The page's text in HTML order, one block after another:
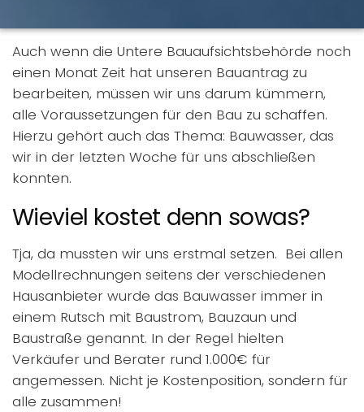
Auch wenn die Untere Bauaufsichtsbehörde noch
einen Monat Zeit hat unseren Bauantrag zu
bearbeiten, müssen wir uns darum kümmern,
alle Voraussetzungen für den Bau zu schaffen.
Hierzu gehört auch das Thema: Bauwasser, das
wir in der letzten Woche für uns abschließen
konnten.
Wieviel kostet denn sowas?
Tja, da mussten wir uns erstmal setzen. Bei allen
Modellrechnungen seitens der verschiedenen
Hausanbieter wurde das Bauwasser immer in
einem Rutsch mit Baustrom, Bauzaun und
Baustraße genannt. In der Regel hielten
Verkäufer und Berater rund 1.000€ für
angemessen. Nicht je Kostenposition, sondern für
alle zusammen!